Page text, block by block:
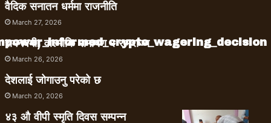
वैदिक सनातन धर्ममा राजनीति
March 27, 2026
रामनवमी, वाल्मीकि रामायण र रामराज्य
March 26, 2026
देशलाई जोगाउनु परेको छ
March 20, 2026
४३ औ वीपी स्मृति दिवस सम्पन्न